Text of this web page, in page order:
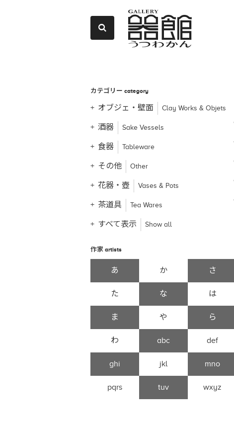
カテゴリー category
オブジェ・壁面 Clay Works & Objets
酒器 Sake Vessels
食器 Tableware
その他 Other
花器・壺 Vases & Pots
茶道具 Tea Wares
すべて表示 Show all
作家 artists
あ か さ
た な は
ま や ら
わ abc def
ghi jkl mno
pqrs tuv wxyz